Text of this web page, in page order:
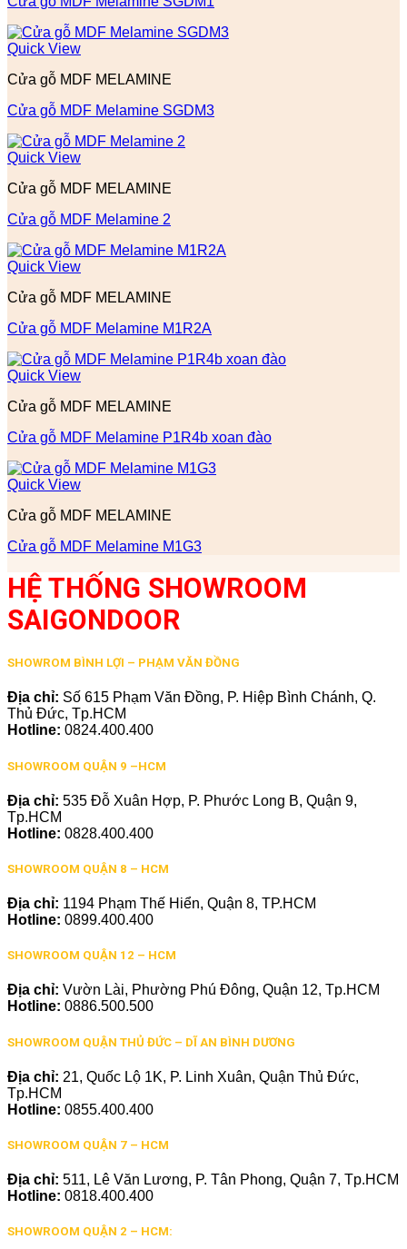
Quick View
Cửa gỗ MDF MELAMINE
Cửa gỗ MDF Melamine SGDM3
Quick View
Cửa gỗ MDF MELAMINE
Cửa gỗ MDF Melamine 2
Quick View
Cửa gỗ MDF MELAMINE
Cửa gỗ MDF Melamine M1R2A
Quick View
Cửa gỗ MDF MELAMINE
Cửa gỗ MDF Melamine P1R4b xoan đào
Quick View
Cửa gỗ MDF MELAMINE
Cửa gỗ MDF Melamine M1G3
HỆ THỐNG SHOWROOM
SAIGONDOOR
SHOWROM BÌNH LỢI – PHẠM VĂN ĐỒNG
Địa chỉ: Số 615 Phạm Văn Đồng, P. Hiệp Bình Chánh, Q.
Thủ Đức, Tp.HCM
Hotline: 0824.400.400
SHOWROOM QUẬN 9 –HCM
Địa chỉ: 535 Đỗ Xuân Hợp, P. Phước Long B, Quận 9,
Tp.HCM
Hotline: 0828.400.400
SHOWROOM QUẬN 8 – HCM
Địa chỉ: 1194 Phạm Thế Hiển, Quận 8, TP.HCM
Hotline: 0899.400.400
SHOWROOM QUẬN 12 – HCM
Địa chỉ: Vườn Lài, Phường Phú Đông, Quận 12, Tp.HCM
Hotline: 0886.500.500
SHOWROOM QUẬN THỦ ĐỨC – DĨ AN BÌNH DƯƠNG
Địa chỉ: 21, Quốc Lộ 1K, P. Linh Xuân, Quận Thủ Đức,
Tp.HCM
Hotline: 0855.400.400
SHOWROOM QUẬN 7 – HCM
Địa chỉ: 511, Lê Văn Lương, P. Tân Phong, Quận 7, Tp.HCM
Hotline: 0818.400.400
SHOWROOM QUẬN 2 – HCM: